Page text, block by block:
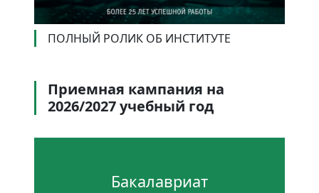
ПОЛНЫЙ РОЛИК ОБ ИНСТИТУТЕ
Приемная кампания на
2026/2027 учебный год
Бакалавриат